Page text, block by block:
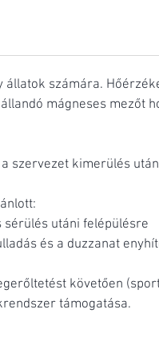
állatok számára.
mágneses mezőt
szervezet kimerülés
utáni felépülésre
és a duzzanat
követően
támogatása.